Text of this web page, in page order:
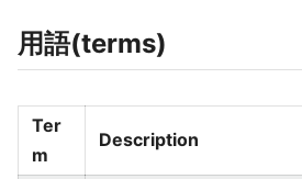
用語(terms)
Ter
m
Description